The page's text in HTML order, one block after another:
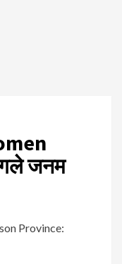
जनम
Province: